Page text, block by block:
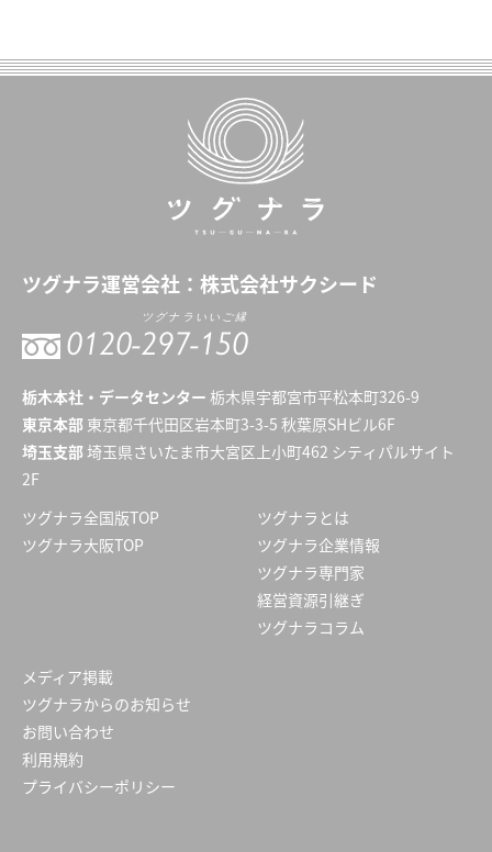
ツグナラ運営会社： 株式会社サクシード
0120-297-150
ツグナラいいご縁
栃木本社・データセンター 栃木県宇都宮市平松本町326-9
東京本部 東京都千代田区岩本町3-3-5 秋葉原SHビル6F
埼玉支部 埼玉県さいたま市大宮区上小町462 シティパルサイト
2F
ツグナラ全国版TOP
ツグナラ大阪TOP
ツグナラとは
ツグナラ企業情報
ツグナラ専門家
経営資源引継ぎ
ツグナラコラム
メディア掲載
ツグナラからのお知らせ
お問い合わせ
利用規約
プライバシーポリシー